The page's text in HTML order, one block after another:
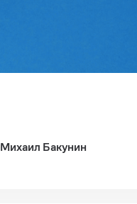
Михаил Бакунин